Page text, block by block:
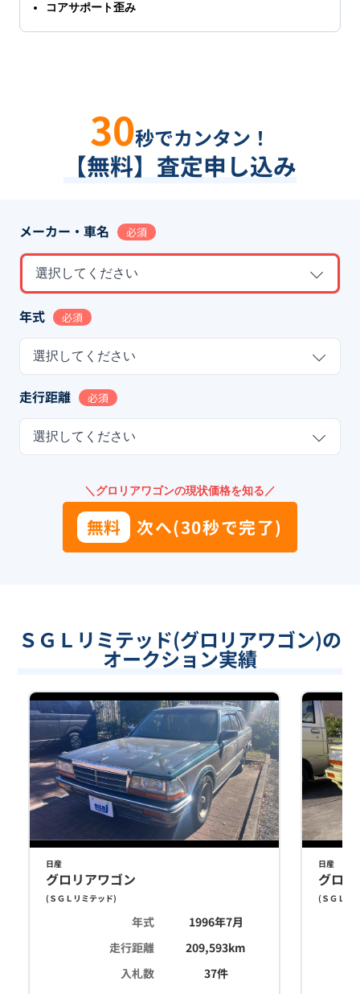
コアサポート歪み
30秒でカンタン！
【無料】査定申し込み
メーカー・車名 必須
選択してください
年式 必須
選択してください
走行距離 必須
選択してください
＼グロリアワゴンの現状価格を知る／
無料 次へ(30秒で完了)
ＳＧＬリミテッド(グロリアワゴン)の
オークション実績
日産
グロリアワゴン
( ＳＧＬリミテッド)
年式
1996年7月
走行距離
209,593km
入札数
37件
日産
グロ
( ＳＧＬリ